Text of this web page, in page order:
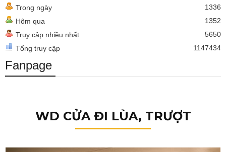
Trong ngày
1336
Hôm qua
1352
Truy cập nhiều nhất
5650
Tổng truy cập
1147434
Fanpage
WD CỬA ĐI LÙA, TRƯỢT